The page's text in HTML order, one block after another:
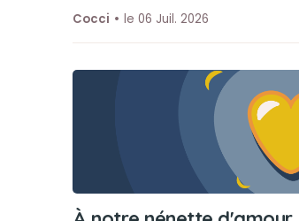
Cocci
le 06 Juil. 2026